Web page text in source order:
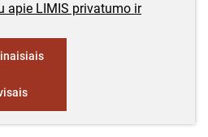
apie LIMIS privatumo ir